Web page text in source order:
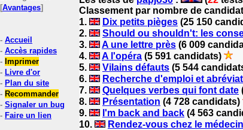
[Avantages]
- Accueil
- Accès rapides
- Imprimer
- Livre d'or
- Plan du site
- Recommander
- Signaler un bug
- Faire un lien
Classement par nombre de
1.
Dix petits pièges (25 150
2.
Should ou shouldn't: les
3.
A une lettre près (6 009
4.
A l'opéra (5 591 candidats)
5.
Vilains défauts (5 544
6.
Recherche d'emploi et
7.
Quelques verbes qui font date
8.
Présentation (4 728 candidats)
9.
I'm back and back (4 563
10.
Rendez-vous chez le médecin